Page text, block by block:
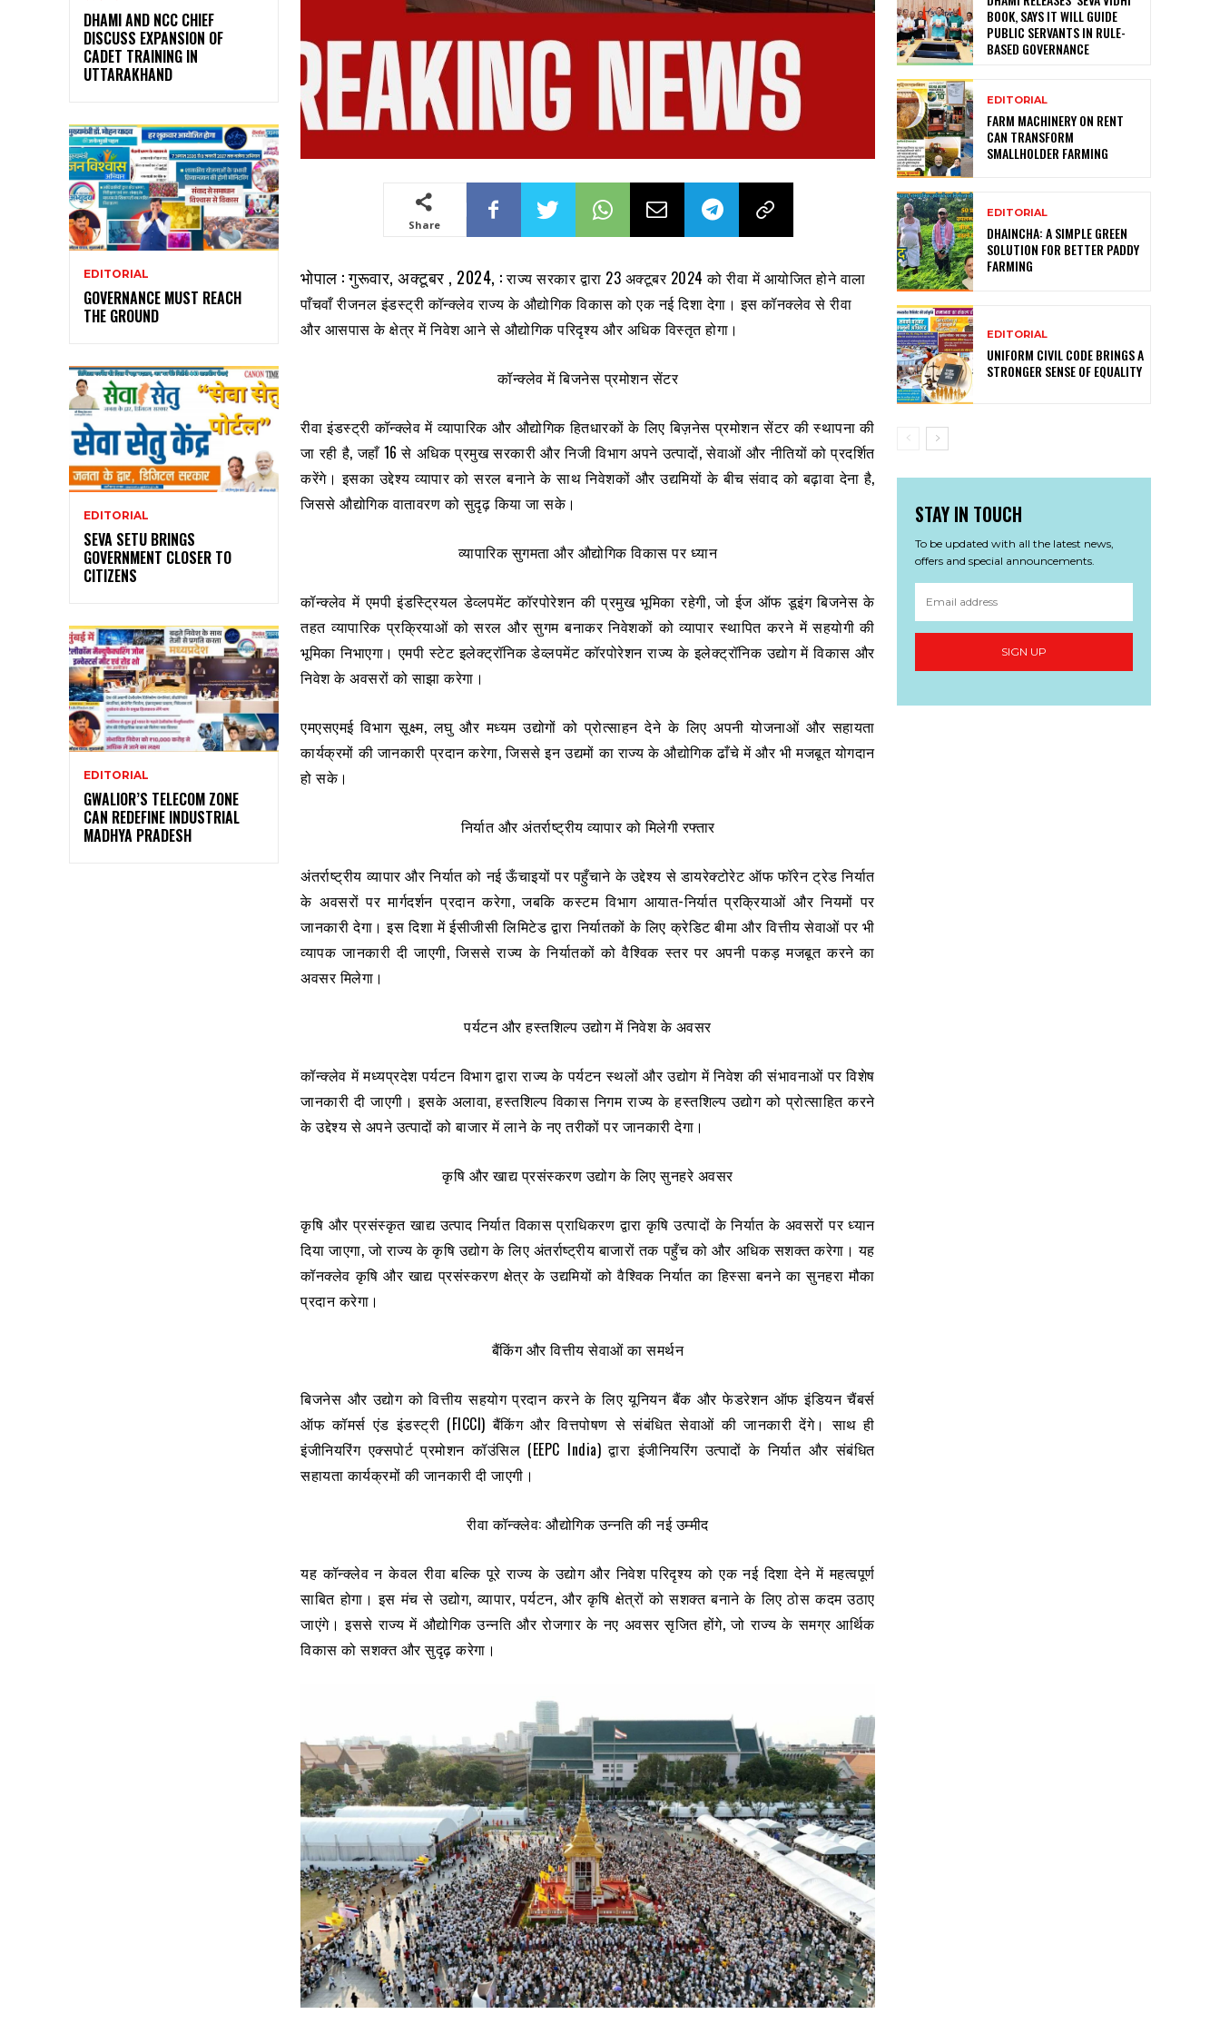
DHAMI AND NCC CHIEF
DISCUSS EXPANSION OF
CADET TRAINING IN
UTTARAKHAND
EDITORIAL
GOVERNANCE MUST REACH
THE GROUND
EDITORIAL
SEVA SETU BRINGS
GOVERNMENT CLOSER TO
CITIZENS
EDITORIAL
GWALIOR’S TELECOM ZONE
CAN REDEFINE INDUSTRIAL
MADHYA PRADESH
Share
भोपाल : गुरूवार, अक्टूबर , 2024, :राज्य सरकार द्वारा 23 अक्टूबर 2024 को रीवा में आयोजित होने वाला
पाँचवाँ रीजनल इंडस्ट्री कॉन्क्लेव राज्य के औद्योगिक विकास को एक नई दिशा देगा। इस कॉनक्लेव से रीवा
और आसपास के क्षेत्र में निवेश आने से औद्योगिक परिदृश्य और अधिक विस्तृत होगा।
कॉन्क्लेव में बिजनेस प्रमोशन सेंटर
रीवा इंडस्ट्री कॉन्क्लेव में व्यापारिक और औद्योगिक हितधारकों के लिए बिज़नेस प्रमोशन सेंटर की स्थापना की
जा रही है, जहाँ 16 से अधिक प्रमुख सरकारी और निजी विभाग अपने उत्पादों, सेवाओं और नीतियों को प्रदर्शित
करेंगे। इसका उद्देश्य व्यापार को सरल बनाने के साथ निवेशकों और उद्यमियों के बीच संवाद को बढ़ावा देना है,
जिससे औद्योगिक वातावरण को सुदृढ़ किया जा सके।
व्यापारिक सुगमता और औद्योगिक विकास पर ध्यान
कॉन्क्लेव में एमपी इंडस्ट्रियल डेव्लपमेंट कॉरपोरेशन की प्रमुख भूमिका रहेगी, जो ईज ऑफ डूइंग बिजनेस के
तहत व्यापारिक प्रक्रियाओं को सरल और सुगम बनाकर निवेशकों को व्यापार स्थापित करने में सहयोगी की
भूमिका निभाएगा। एमपी स्टेट इलेक्ट्रॉनिक डेव्लपमेंट कॉरपोरेशन राज्य के इलेक्ट्रॉनिक उद्योग में विकास और
निवेश के अवसरों को साझा करेगा।
एमएसएमई विभाग सूक्ष्म, लघु और मध्यम उद्योगों को प्रोत्साहन देने के लिए अपनी योजनाओं और सहायता
कार्यक्रमों की जानकारी प्रदान करेगा, जिससे इन उद्यमों का राज्य के औद्योगिक ढाँचे में और भी मजबूत योगदान
हो सके।
निर्यात और अंतर्राष्ट्रीय व्यापार को मिलेगी रफ्तार
अंतर्राष्ट्रीय व्यापार और निर्यात को नई ऊँचाइयों पर पहुँचाने के उद्देश्य से डायरेक्टोरेट ऑफ फॉरेन ट्रेड निर्यात
के अवसरों पर मार्गदर्शन प्रदान करेगा, जबकि कस्टम विभाग आयात-निर्यात प्रक्रियाओं और नियमों पर
जानकारी देगा। इस दिशा में ईसीजीसी लिमिटेड द्वारा निर्यातकों के लिए क्रेडिट बीमा और वित्तीय सेवाओं पर भी
व्यापक जानकारी दी जाएगी, जिससे राज्य के निर्यातकों को वैश्विक स्तर पर अपनी पकड़ मजबूत करने का
अवसर मिलेगा।
पर्यटन और हस्तशिल्प उद्योग में निवेश के अवसर
कॉन्क्लेव में मध्यप्रदेश पर्यटन विभाग द्वारा राज्य के पर्यटन स्थलों और उद्योग में निवेश की संभावनाओं पर विशेष
जानकारी दी जाएगी। इसके अलावा, हस्तशिल्प विकास निगम राज्य के हस्तशिल्प उद्योग को प्रोत्साहित करने
के उद्देश्य से अपने उत्पादों को बाजार में लाने के नए तरीकों पर जानकारी देगा।
कृषि और खाद्य प्रसंस्करण उद्योग के लिए सुनहरे अवसर
कृषि और प्रसंस्कृत खाद्य उत्पाद निर्यात विकास प्राधिकरण द्वारा कृषि उत्पादों के निर्यात के अवसरों पर ध्यान
दिया जाएगा, जो राज्य के कृषि उद्योग के लिए अंतर्राष्ट्रीय बाजारों तक पहुँच को और अधिक सशक्त करेगा। यह
कॉनक्लेव कृषि और खाद्य प्रसंस्करण क्षेत्र के उद्यमियों को वैश्विक निर्यात का हिस्सा बनने का सुनहरा मौका
प्रदान करेगा।
बैंकिंग और वित्तीय सेवाओं का समर्थन
बिजनेस और उद्योग को वित्तीय सहयोग प्रदान करने के लिए यूनियन बैंक और फेडरेशन ऑफ इंडियन चैंबर्स
ऑफ कॉमर्स एंड इंडस्ट्री (FICCI) बैंकिंग और वित्तपोषण से संबंधित सेवाओं की जानकारी देंगे। साथ ही
इंजीनियरिंग एक्सपोर्ट प्रमोशन कॉउंसिल (EEPC India) द्वारा इंजीनियरिंग उत्पादों के निर्यात और संबंधित
सहायता कार्यक्रमों की जानकारी दी जाएगी।
रीवा कॉन्क्लेव: औद्योगिक उन्नति की नई उम्मीद
यह कॉन्क्लेव न केवल रीवा बल्कि पूरे राज्य के उद्योग और निवेश परिदृश्य को एक नई दिशा देने में महत्वपूर्ण
साबित होगा। इस मंच से उद्योग, व्यापार, पर्यटन, और कृषि क्षेत्रों को सशक्त बनाने के लिए ठोस कदम उठाए
जाएंगे। इससे राज्य में औद्योगिक उन्नति और रोजगार के नए अवसर सृजित होंगे, जो राज्य के समग्र आर्थिक
विकास को सशक्त और सुदृढ़ करेगा।
BOOK, SAYS IT WILL GUIDE
PUBLIC SERVANTS IN RULE-
BASED GOVERNANCE
EDITORIAL
FARM MACHINERY ON RENT
CAN TRANSFORM
SMALLHOLDER FARMING
EDITORIAL
DHAINCHA: A SIMPLE GREEN
SOLUTION FOR BETTER PADDY
FARMING
EDITORIAL
UNIFORM CIVIL CODE BRINGS A
STRONGER SENSE OF EQUALITY
STAY IN TOUCH
To be updated with all the latest news,
offers and special announcements.
SIGN UP